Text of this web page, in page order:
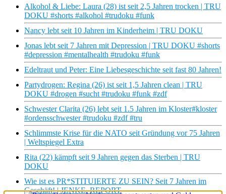
Alkohol & Liebe: Laura (28) ist seit 2,5 Jahren trocken | TRU
DOKU #shorts #alkohol #trudoku #funk
Nancy lebt seit 10 Jahren im Kinderheim | TRU DOKU
Jonas lebt seit 7 Jahren mit Depression | TRU DOKU #shorts
#depression #mentalhealth #trudoku #funk
Edeltraut und Peter: Eine Liebesgeschichte seit fast 80 Jahren!
Partydrogen: Regina (26) ist seit 1,5 Jahren clean | TRU
DOKU #drogen #sucht #trudoku #funk #zdf
Schwester Clarita (26) lebt seit 1.5 Jahren im Kloster#kloster
#ordensschwester #trudoku #zdf #tru
Schlimmste Krise für die NATO seit Gründung vor 75 Jahren
| Weltspiegel Extra
Rita (22) kämpft seit 9 Jahren gegen das Sterben | TRU
DOKU
Wie ist es PR*STITUIERTE ZU SEIN? Seit 7 Jahren im
Geschäft! | JENKE. REPORT